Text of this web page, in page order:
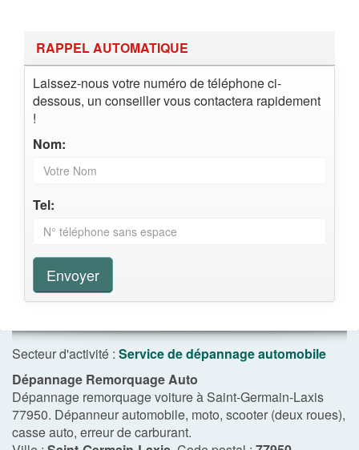
RAPPEL AUTOMATIQUE
Laissez-nous votre numéro de téléphone ci-
dessous, un conseiller vous contactera rapidement
!
Nom:
Tel:
Envoyer
Secteur d'activité : Service de dépannage automobile
Dépannage Remorquage Auto
Dépannage remorquage voiture à Saint-Germain-Laxis
77950. Dépanneur automobile, moto, scooter (deux roues),
casse auto, erreur de carburant.